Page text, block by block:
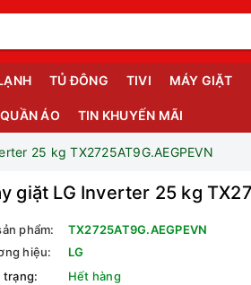
TỦ ĐÔNG TIVI MÁY GIẶT
ÁO TIN KHUYẾN MÃI
25 kg TX2725AT9G.AEGPEVN
giặt LG Inverter 25 kg
phẩm:
TX2725AT9G.AEGPEVN
hiệu:
LG
trạng:
Hết hàng